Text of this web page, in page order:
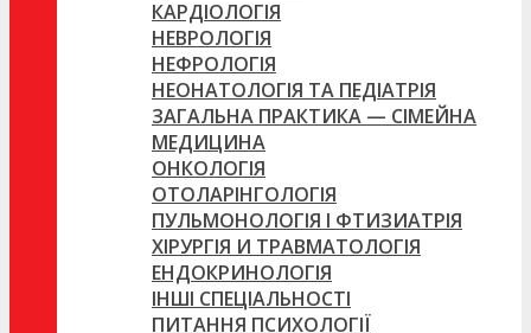
КАРДІОЛОГІЯ
НЕВРОЛОГІЯ
НЕФРОЛОГІЯ
НЕОНАТОЛОГІЯ ТА ПЕДІАТРІЯ
ЗАГАЛЬНА ПРАКТИКА — СІМЕЙНА
МЕДИЦИНА
ОНКОЛОГІЯ
ОТОЛАРІНГОЛОГІЯ
ПУЛЬМОНОЛОГІЯ І ФТИЗИАТРІЯ
ХІРУРГІЯ И ТРАВМАТОЛОГІЯ
ЕНДОКРИНОЛОГІЯ
ІНШІ СПЕЦІАЛЬНОСТІ
ПИТАННЯ ПСИХОЛОГІЇ